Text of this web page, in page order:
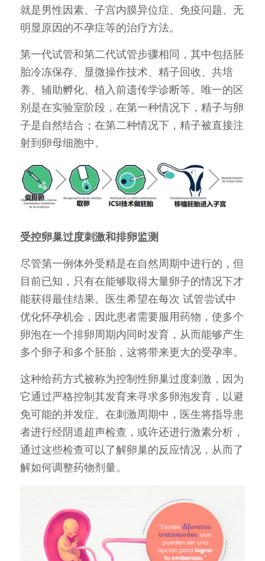
就是男性因素、子宫内膜异位症、免疫问题、无
明显原因的不孕症等的治疗方法。
第一代试管和第二代试管步骤相同，其中包括胚
胎冷冻保存、显微操作技术、精子回收、共培
养、辅助孵化、植入前遗传学诊断等。唯一的区
别是在实验室阶段，在第一种情况下，精子与卵
子是自然结合；在第二种情况下，精子被直接注
射到卵母细胞中。
受控卵巢过度刺激和排卵监测
尽管第一例体外受精是在自然周期中进行的，但
目前已知，只有在能够取得大量卵子的情况下才
能获得最佳结果。医生希望在每次 试管尝试中
优化怀孕机会，因此患者需要服用药物，使多个
卵泡在一个排卵周期内同时发育，从而能够产生
多个卵子和多个胚胎，这将带来更大的受孕率。
这种给药方式被称为控制性卵巢过度刺激，因为
它通过严格控制其发育来寻求多卵泡发育，以避
免可能的并发症。在刺激周期中，医生将指导患
者进行经阴道超声检查，或许还进行激素分析，
通过这些检查可以了解卵巢​​的反应情况，从而了
解如何调整药物剂量。